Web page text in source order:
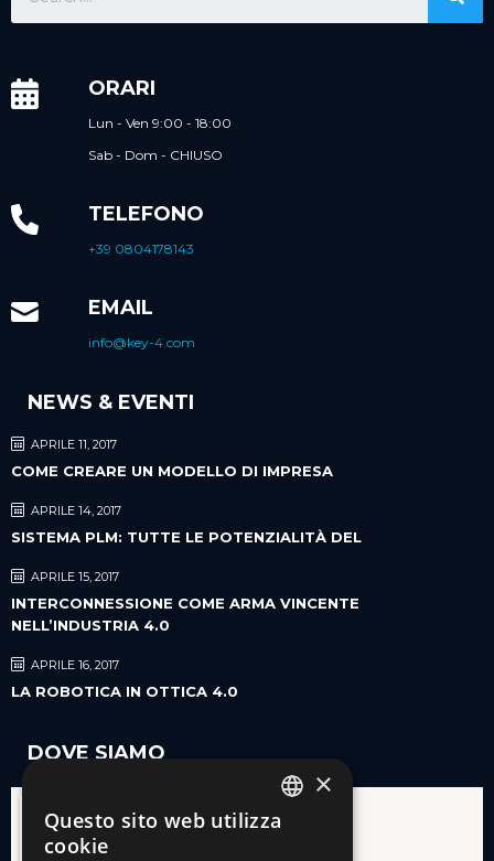
ORARI
Lun - Ven 9:00 - 18:00
Sab - Dom - CHIUSO
TELEFONO
+39 0804178143
EMAIL
info@key-4.com
NEWS & EVENTI
APRILE 11, 2017
COME CREARE UN MODELLO DI IMPRESA
APRILE 14, 2017
SISTEMA PLM: TUTTE LE POTENZIALITÀ DEL
APRILE 15, 2017
INTERCONNESSIONE COME ARMA VINCENTE
NELL’INDUSTRIA 4.0
APRILE 16, 2017
LA ROBOTICA IN OTTICA 4.0
DOVE SIAMO
×
Questo sito web utilizza
cookie